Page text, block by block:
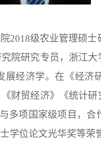
2018级农业管理硕
院研究专员，浙江
经济学。在《经济
财贸经济》《统计
多项国家级项目，
学位论文光华奖等荣